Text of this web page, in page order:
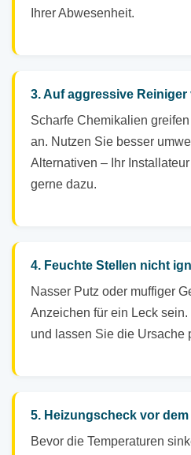
Ihrer Abwesenheit.
3. Auf aggressive Reiniger
Scharfe Chemikalien
an. Nutzen Sie besser
Alternativen – Ihr
gerne dazu.
4. Feuchte Stellen nicht
Nasser Putz oder muffiger
Anzeichen für ein Leck
und lassen Sie die Ursache
5. Heizungscheck vor dem
Bevor die Temperaturen